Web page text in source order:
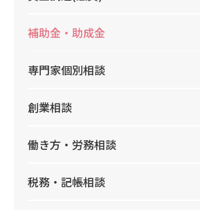
補助金・助成金
専門家個別相談
創業相談
働き方・労務相談
税務・記帳相談